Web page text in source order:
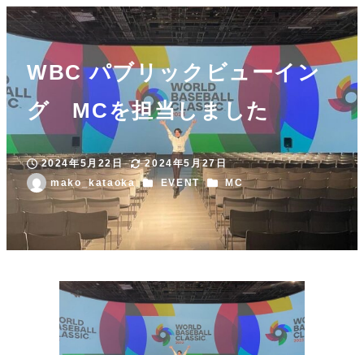
WBC パブリックビューイン
グ MCを担当しました
投稿日
2024年5月22日
更新日
2024年5月27日
著
者
mako_kataoka カテゴリー
EVENT カテゴリー
MC